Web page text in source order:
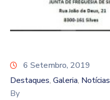
6 Setembro, 2019
Destaques‚ Galeria‚ Notícias
By